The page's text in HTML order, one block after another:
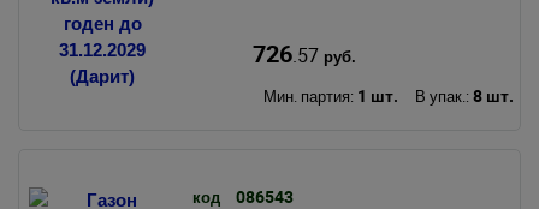
726.57 руб.
Мин. партия: 1 шт. В упак.: 8 шт.
код 086543